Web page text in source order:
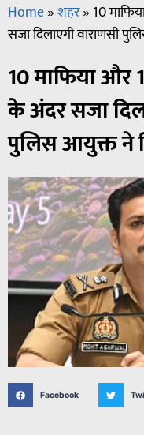
Home»शहर» 10
सजा दिलाएगी वाराणसी
10 माफिया और
के अंदर सजा
पुलिस आयुक्त ने
Facebook